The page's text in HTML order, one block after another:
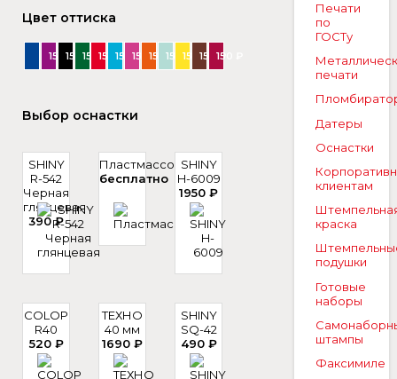
Цвет оттиска
150 ₽150 ₽150 ₽150 ₽150 ₽150 ₽150 ₽150 ₽150 ₽150 ₽150 ₽
Выбор оснастки
SHINY
R-542
Черная
глянцевая
390 ₽
Пластмассовая
бесплатно
SHINY
H-6009
1950 ₽
COLOP
R40
520 ₽
ТЕХНО
40 мм
1690 ₽
SHINY
SQ-42
490 ₽
Печати
по
ГОСТу
печати
Датеры
Оснастки
клиентам
краска
подушки
Готовые
наборы
штампы
Факсимиле